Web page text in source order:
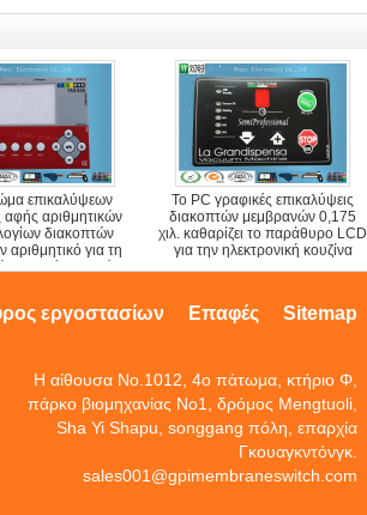
επικαλύψεων
αφής αριθμητικών
διακοπτών
για τη
τυπωμένων υλών
Το PC γραφικές επικαλύψεις
διακοπτών μεμβρανών 0,175
χιλ. καθαρίζει το παράθυρο LCD
για την ηλεκτρονική κουζίνα
Sitemap
Επαφές
εργοστασίων
Η αίθουσα No.1012, 4ο πάτωμα, κτήριο Φ,
πάρκο βιομηχανίας No1, δρόμος Mengtuoli,
Sha Yi Shapu, songgang πόλη, επαρχία
Γκουαγκντόνγκ.
sales001@gpimembraneswitch.com